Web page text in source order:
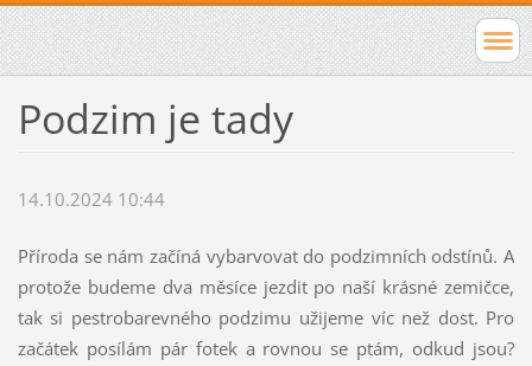
Podzim je tady
14.10.2024 10:44
Příroda se nám začíná vybarvovat do podzimních odstínů. A
protože budeme dva měsíce jezdit po naší krásné zemičce,
tak si pestrobarevného podzimu užijeme víc než dost. Pro
začátek posílám pár fotek a rovnou se ptám, odkud jsou?